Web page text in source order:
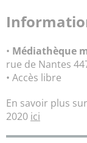
• Médiathèque
rue de Nantes
• Accès libre
En savoir plus
2020 ici